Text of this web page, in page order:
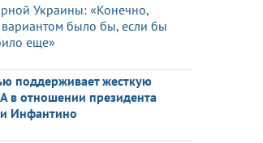
Украины: «Конечно,
было бы, если бы
еще»
поддерживает жесткую
в отношении президента
Инфантино